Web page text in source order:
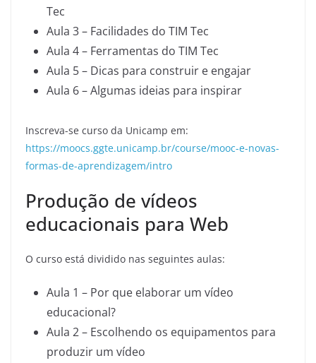
Tec
Aula 3 – Facilidades do TIM Tec
Aula 4 – Ferramentas do TIM Tec
Aula 5 – Dicas para construir e engajar
Aula 6 – Algumas ideias para inspirar
Inscreva-se curso da Unicamp em:
https://moocs.ggte.unicamp.br/course/mooc-e-novas-
formas-de-aprendizagem/intro
Produção de vídeos
educacionais para Web
O curso está dividido nas seguintes aulas:
Aula 1 – Por que elaborar um vídeo
educacional?
Aula 2 – Escolhendo os equipamentos para
produzir um vídeo